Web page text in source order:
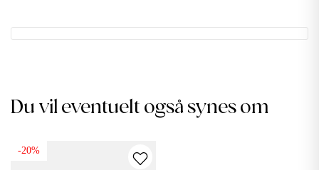
Du vil eventuelt også synes om
-20%